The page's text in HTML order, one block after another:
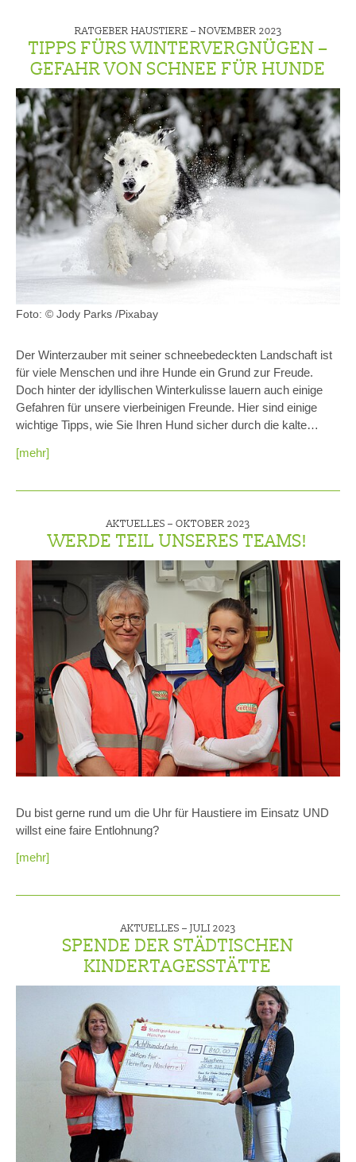
RATGEBER HAUSTIERE – NOVEMBER 2023
TIPPS FÜRS WINTERVERGNÜGEN –
GEFAHR VON SCHNEE FÜR HUNDE
Foto: © Jody Parks /Pixabay
Der Winterzauber mit seiner schneebedeckten Landschaft ist
für viele Menschen und ihre Hunde ein Grund zur Freude.
Doch hinter der idyllischen Winterkulisse lauern auch einige
Gefahren für unsere vierbeinigen Freunde. Hier sind einige
wichtige Tipps, wie Sie Ihren Hund sicher durch die kalte…
[mehr]
AKTUELLES – OKTOBER 2023
WERDE TEIL UNSERES TEAMS!
Du bist gerne rund um die Uhr für Haustiere im Einsatz UND
willst eine faire Entlohnung?
[mehr]
AKTUELLES – JULI 2023
SPENDE DER STÄDTISCHEN
KINDERTAGESSTÄTTE